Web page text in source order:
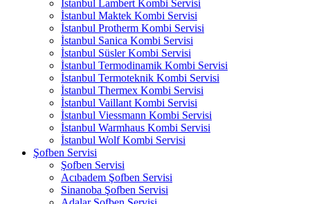
İstanbul Lambert Kombi Servisi
İstanbul Maktek Kombi Servisi
İstanbul Protherm Kombi Servisi
İstanbul Sanica Kombi Servisi
İstanbul Süsler Kombi Servisi
İstanbul Termodinamik Kombi Servisi
İstanbul Termoteknik Kombi Servisi
İstanbul Thermex Kombi Servisi
İstanbul Vaillant Kombi Servisi
İstanbul Viessmann Kombi Servisi
İstanbul Warmhaus Kombi Servisi
İstanbul Wolf Kombi Servisi
Şofben Servisi
Şofben Servisi
Acıbadem Şofben Servisi
Sinanoba Şofben Servisi